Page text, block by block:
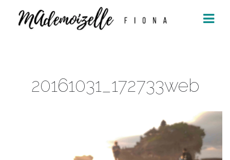
20161031_172733web